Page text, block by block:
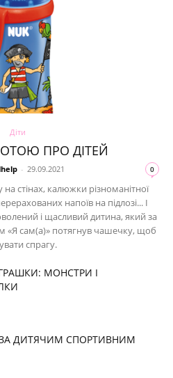
Діти
ПРО ДІТЕЙ
- 29.09.2021 0
стінах, калюжки різноманітної
напоїв на підлозі... І
і щасливий дитина, який за
«Я сам(а)» потягнув чашечку, щоб
спрагу.
МОНСТРИ І
ДИТЯЧИМ СПОРТИВНИМ